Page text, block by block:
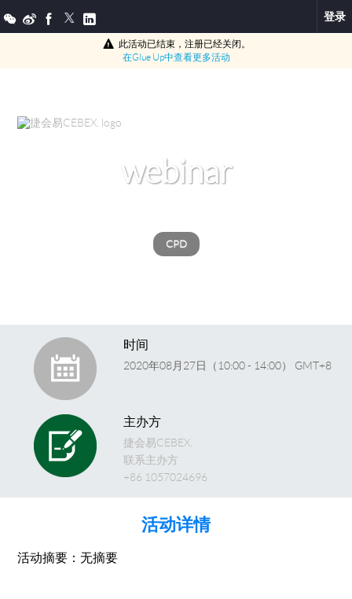
登录
此活动已结束，注册已经关闭。
在Glue Up中查看更多活动
webinar
CPD
时间
2020年08月27日（10:00 - 14:00） GMT+8
主办方
捷会易CEBEX.
联系主办方
+86 1057024696
活动详情
活动摘要：无摘要